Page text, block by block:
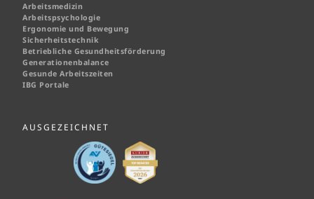
Arbeitsmedizin
Arbeitspsychologie
Ergonomie und Bewegung
Sicherheitstechnik
Betriebliche Gesundheitsförderung
Generationenbalance
Gesunde Arbeitszeiten
IBG Portale
AUSGEZEICHNET